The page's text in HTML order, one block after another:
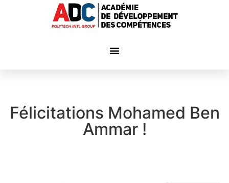
Félicitations Mohamed Ben
Ammar !